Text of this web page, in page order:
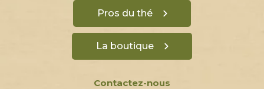
Pros du thé
La boutique
Contactez-nous